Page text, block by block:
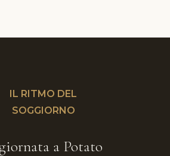
IL RITMO DEL
SOGGIORNO
a Potato